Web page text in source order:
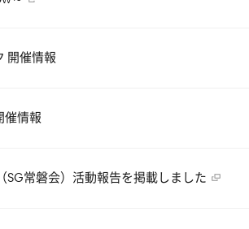
開催情報
情報
SG常磐会）活動報告を掲載しました